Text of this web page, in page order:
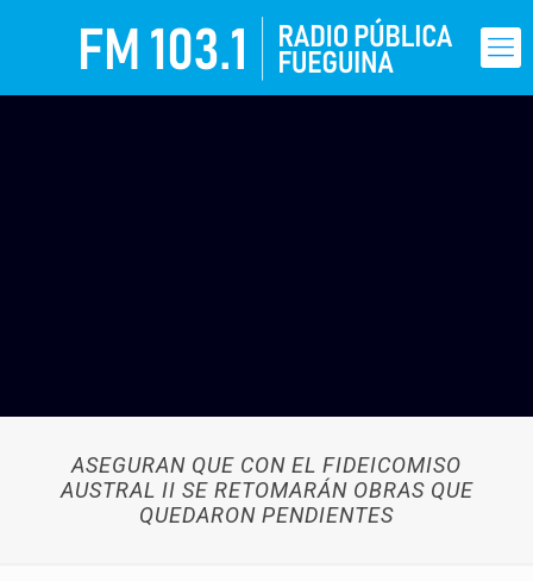
ASEGURAN QUE CON EL FIDEICOMISO
AUSTRAL II SE RETOMARÁN OBRAS QUE
QUEDARON PENDIENTES